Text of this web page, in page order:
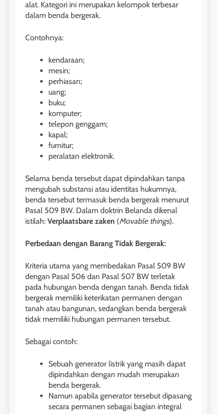
alat. Kategori ini merupakan kelompok terbesar
dalam benda bergerak.
Contohnya:
kendaraan;
mesin;
perhiasan;
uang;
buku;
komputer;
telepon genggam;
kapal;
furnitur;
peralatan elektronik.
Selama benda tersebut dapat dipindahkan tanpa
mengubah substansi atau identitas hukumnya,
benda tersebut termasuk benda bergerak menurut
Pasal 509 BW. Dalam doktrin Belanda dikenal
istilah: Verplaatsbare zaken (Movable things).
Perbedaan dengan Barang Tidak Bergerak:
Kriteria utama yang membedakan Pasal 509 BW
dengan Pasal 506 dan Pasal 507 BW terletak
pada hubungan benda dengan tanah. Benda tidak
bergerak memiliki keterikatan permanen dengan
tanah atau bangunan, sedangkan benda bergerak
tidak memiliki hubungan permanen tersebut.
Sebagai contoh:
Sebuah generator listrik yang masih dapat
dipindahkan dengan mudah merupakan
benda bergerak.
Namun apabila generator tersebut dipasang
secara permanen sebagai bagian integral